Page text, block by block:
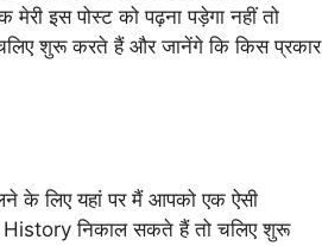
इस पोस्ट को पढ़ना पड़ेगा नहीं तो
शुरू करते हैं और जानेंगे कि किस प्रकार
के लिए यहां पर मैं आपको एक ऐसी
निकाल सकते हैं तो चलिए शुरू